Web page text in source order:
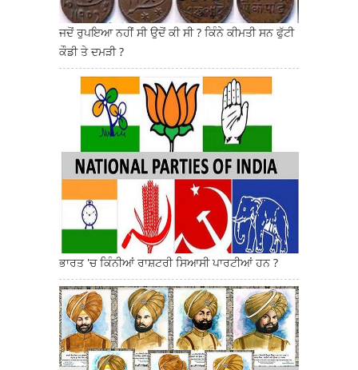
ਜਦੋਂ ਰੁਪਇਆ ਨਹੀਂ ਸੀ ਉਦੋਂ ਕੀ ਸੀ ? ਕਿੰਨੇ ਕੀਮਤੀ ਸਨ ਫੁੱਟੀ
ਕੌਡੀ ਤੇ ਦਮੜੀ ?
ਭਾਰਤ 'ਚ ਕਿੰਨੀਆਂ ਰਾਸ਼ਟਰੀ ਸਿਆਸੀ ਪਾਰਟੀਆਂ ਹਨ ?